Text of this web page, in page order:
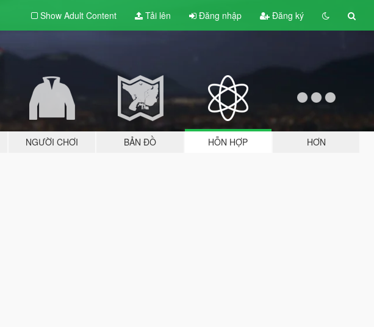
Show Adult Content Tải lên Đăng nhập Đăng ký
NGƯỜI CHƠI BẢN ĐỒ HỖN HỢP HƠN